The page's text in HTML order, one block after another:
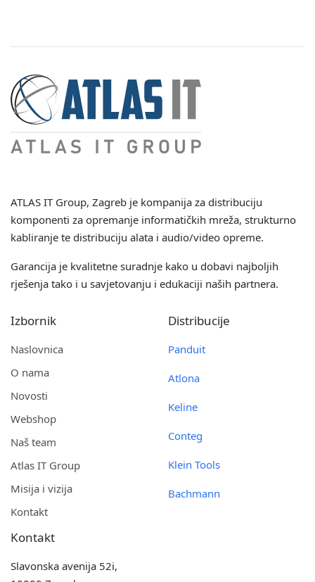
ATLAS IT Group, Zagreb je kompanija za distribuciju
komponenti za opremanje informatičkih mreža, strukturno
kabliranje te distribuciju alata i audio/video opreme.
Garancija je kvalitetne suradnje kako u dobavi najboljih
rješenja tako i u savjetovanju i edukaciji naših partnera.
Izbornik
Naslovnica
O nama
Novosti
Webshop
Naš team
Atlas IT Group
Misija i vizija
Kontakt
Distribucije
Panduit
Atlona
Keline
Conteg
Klein Tools
Bachmann
Kontakt
Slavonska avenija 52i,